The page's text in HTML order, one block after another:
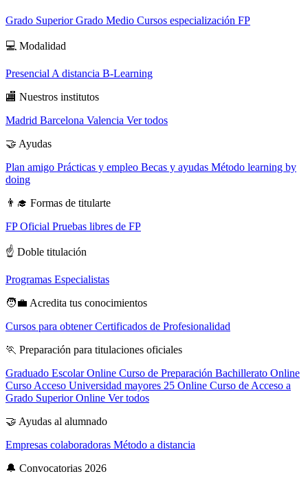
Grado SuperiorGrado Medio Cursos especialización FP
💻 Modalidad
Presencial A distancia B-Learning
🏬 Nuestros institutos
Madrid Barcelona Valencia Ver todos
🤝 Ayudas
Plan amigo Prácticas y empleo Becas y ayudas Método learning by
doing
👨‍🎓 Formas de titularte
FP Oficial Pruebas libres de FP
☝️ Doble titulación
Programas Especialistas
🧑‍💼 Acredita tus conocimientos
Cursos para obtener Certificados de Profesionalidad
🏃 Preparación para titulaciones oficiales
Graduado Escolar Online Curso de Preparación Bachillerato Online
Curso Acceso Universidad mayores 25 Online Curso de Acceso a
Grado Superior Online Ver todos
🤝 Ayudas al alumnado
Empresas colaboradoras Método a distancia
🔔 Convocatorias 2026